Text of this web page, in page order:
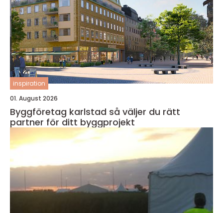
inspiration
01. August 2026
Byggföretag karlstad så väljer du rätt
partner för ditt byggprojekt